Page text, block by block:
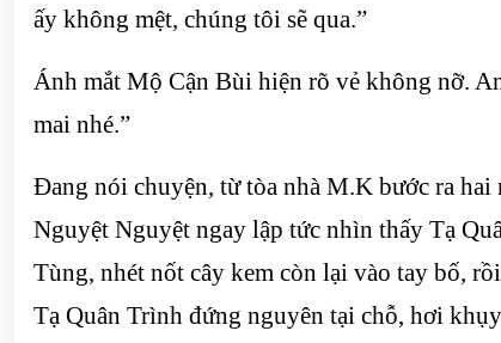
ấy không mệt, chúng tôi sẽ qua.”
Ánh mắt Mộ Cận Bùi hiện rõ vẻ không nỡ.
mai nhé.”
Đang nói chuyện, từ tòa nhà M.K bước ra
Nguyệt Nguyệt ngay lập tức nhìn thấy Tạ
Tùng, nhét nốt cây kem còn lại vào tay bố,
Tạ Quân Trình đứng nguyên tại chỗ, hơi